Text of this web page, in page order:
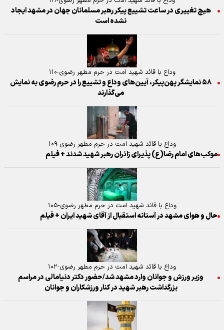
هیچ تغییری در ساعت تشییع پیکر رهبر مسلمانان جهان در مشهد ایجاد
نشده است
وداع با قائد شهید امت در حرم مطهر رضوی-۱۱۰
۵۸ نمایشگر پهن‌پیکر، آیین‌های وداع و تشییع را در حرم رضوی به نمایش
می‌گذارند
وداع با قائد شهید امت در حرم مطهر رضوی-۱۰۹
موکب‌های امام رضا(ع) پذیرای زائران رهبر شهید شدند + فیلم
وداع با قائد شهید امت در حرم مطهر رضوی-۱۰۵
حال و هوای مشهد در آستانه استقبال از آقای شهید ایران + فیلم
وداع با قائد شهید امت در حرم مطهر رضوی-۱۰۲
وزیر ورزش و جوانان وارد مشهد شد/حضور دکتر دنیامالی در مراسم
بزرگداشت رهبر شهید در کنار ورزشکاران و جوانان